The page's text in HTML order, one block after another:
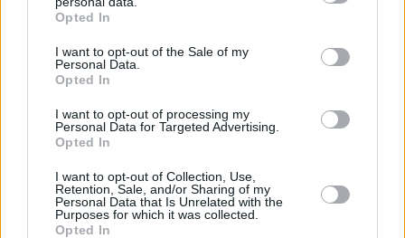
grant or deny consent to Google and its third-party tags to
use your data for below specified purposes in below Google
consent section.
Opted In
I want to opt-out of the Sale of my
Personal Data.
Opted In
I want to opt-out of processing my
Personal Data for Targeted Advertising.
Opted In
I want to opt-out of Collection, Use,
Retention, Sale, and/or Sharing of my
Personal Data that Is Unrelated with the
Purposes for which it was collected.
Opted In